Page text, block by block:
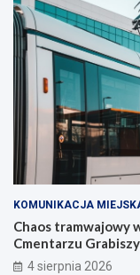
KOMUNIKACJA
Chaos tramwajowy
Cmentarzu
4 sierpnia 2026